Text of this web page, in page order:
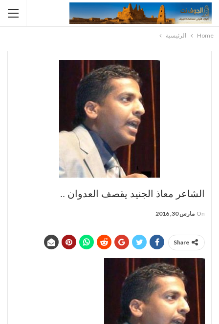
Home الرئيسية
الشاعر معاذ الجنيد يقصف العدوان ..
On مارس 30, 2016
Share